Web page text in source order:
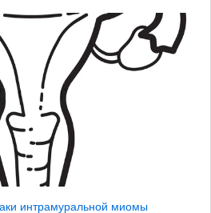
интрамуральной миомы